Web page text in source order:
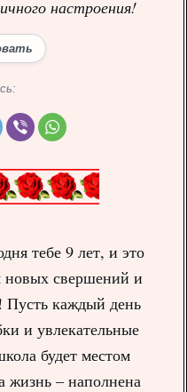
настроения!
тебе 9 лет, и это
новых свершений и
Пусть каждый день
и увлекательные
будет местом
жизнь – наполнена